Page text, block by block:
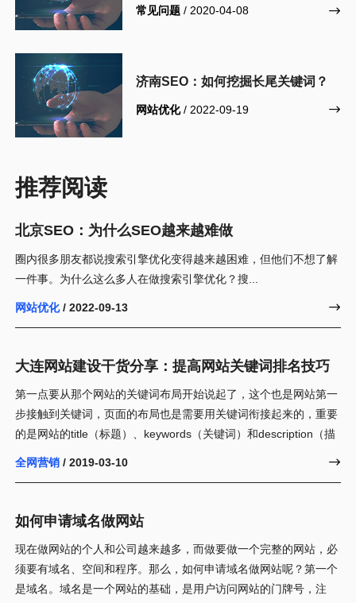
常见问题 / 2020-04-08 
济南SEO：如何挖掘长尾关键词？
网站优化/ 2022-09-19 
推荐阅读
北京SEO：为什么SEO越来越难做
圈内很多朋友都说搜索引擎优化变得越来越困难，但他们不想了解
一件事。为什么这么多人在做搜索引擎优化？搜...
网站优化/ 2022-09-13 
大连网站建设干货分享：提高网站关键词排名技巧
第一点要从那个网站的关键词布局开始说起了，这个也是网站第一
步接触到关键词，页面的布局也是需要用关键词衔接起来的，重要
的是网站的title（标题）、keywords（关键词）和description（描
全网营销 / 2019-03-10 
如何申请域名做网站
现在做网站的个人和公司越来越多，而做要做一个完整的网站，必
须要有域名、空间和程序。那么，如何申请域名做网站呢？第一个
是域名。域名是一个网站的基础，是用户访问网站的门牌号，注